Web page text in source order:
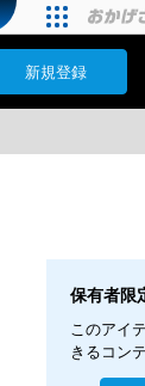
新規登録
保有者限
このアイ
きるコン